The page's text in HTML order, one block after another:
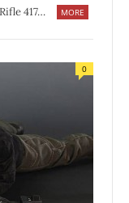
417…
MORE
0